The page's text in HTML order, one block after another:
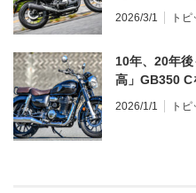
ンプレ・レビ
2026/3/1 トピ
10年、20年
高」GB350 C
2026/1/1 トピ